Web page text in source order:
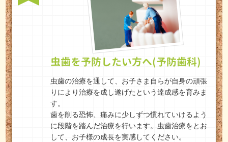
虫歯を予防したい方へ(予防歯科)
虫歯の治療を通して、お子さま自らが自身の頑張
りにより治療を成し遂げたという達成感を育みま
す。
歯を削る恐怖、痛みに少しずつ慣れていけるよう
に段階を踏んだ治療を行います。虫歯治療をとお
して、お子様の成長を実感してください。